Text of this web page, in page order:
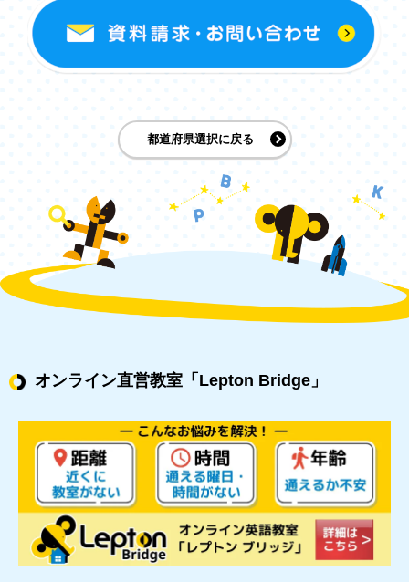
都道府県選択に戻る
オンライン直営教室 「Lepton Bridge」